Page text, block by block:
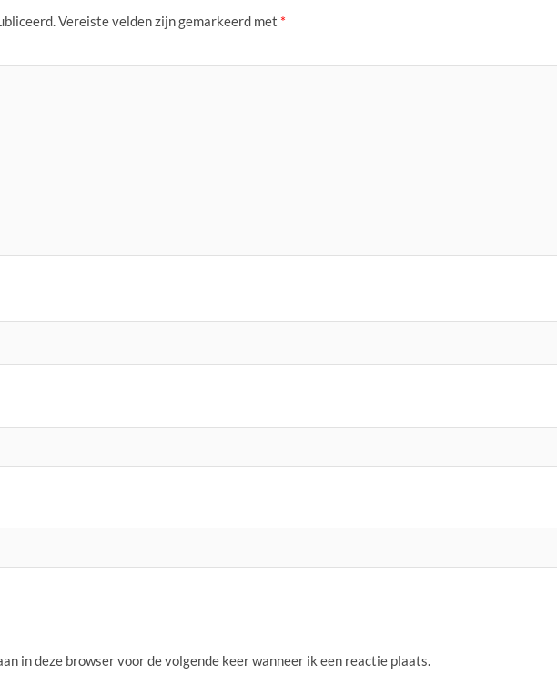
Vereiste velden zijn gemarkeerd met *
in deze browser voor de volgende keer wanneer ik een reactie plaats.